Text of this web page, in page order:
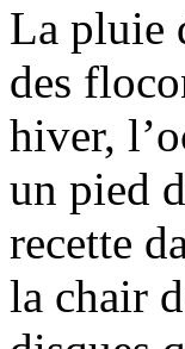
La pluie
des
hiver,
un pied
recette
la chair